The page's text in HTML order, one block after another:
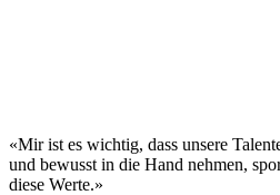
«Mir ist es wichtig, dass unsere
und bewusst in die Hand nehmen,
diese Werte.»